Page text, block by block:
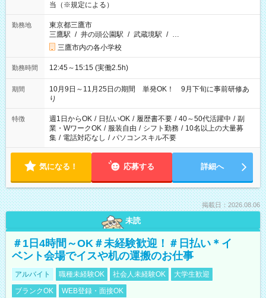
当（※規定による）
勤務地
東京都三鷹市
三鷹駅 / 井の頭公園駅 / 武蔵境駅 / …
三鷹市内の各小学校
勤務時間 12:45～15:15 (実働2.5h)
期間
10月9日～11月25日の期間 単発OK！ 9月下旬に事前研修あ
り
特徴 週1日からOK / 日払いOK / 履歴書不要 / 40～50代活躍中 / 副
業・WワークOK / 服装自由 / シフト勤務 / 10名以上の大量募
集 / 電話対応なし / パソコンスキル不要
気になる！ 応募する 詳細へ
掲載日：2026.08.06
未読
＃1日4時間～OK＃未経験歓迎！＃日払い＊イ
ベント会場でイスや机の運搬のお仕事
アルバイト 職種未経験OK 社会人未経験OK
大学生歓迎
ブランクOK
WEB登録・面接OK